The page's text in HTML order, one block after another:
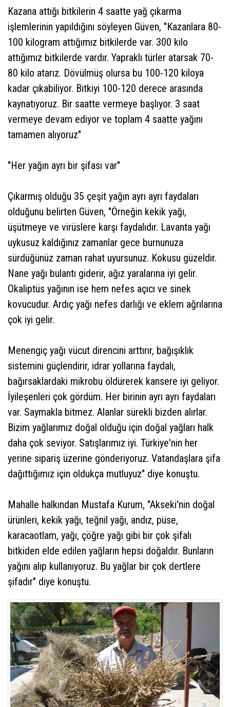
Kazana attığı bitkilerin 4 saatte yağ çıkarma
işlemlerinin yapıldığını söyleyen Güven, "Kazanlara 80-
100 kilogram attığımız bitkilerde var. 300 kilo
attığımız bitkilerde vardır. Yapraklı türler atarsak 70-
80 kilo atarız. Dövülmüş olursa bu 100-120 kiloya
kadar çıkabiliyor. Bitkiyi 100-120 derece arasında
kaynatıyoruz. Bir saatte vermeye başlıyor. 3 saat
vermeye devam ediyor ve toplam 4 saatte yağını
tamamen alıyoruz"
"Her yağın ayrı bir şifası var"
Çıkarmış olduğu 35 çeşit yağın ayrı ayrı faydaları
olduğunu belirten Güven, "Örneğin kekik yağı,
üşütmeye ve virüslere karşı faydalıdır. Lavanta yağı
uykusuz kaldığınız zamanlar gece burnunuza
sürdüğünüz zaman rahat uyursunuz. Kokusu güzeldir.
Nane yağı bulantı giderir, ağız yaralarına iyi gelir.
Okaliptüs yağının ise hem nefes açıcı ve sinek
kovucudur. Ardıç yağı nefes darlığı ve eklem ağrılarına
çok iyi gelir.
Menengiç yağı vücut direncini arttırır, bağışıklık
sistemini güçlendirir, idrar yollarına faydalı,
bağırsaklardaki mikrobu öldürerek kansere iyi geliyor.
İyileşenleri çok gördüm. Her birinin ayrı ayrı faydaları
var. Saymakla bitmez. Alanlar sürekli bizden alırlar.
Bizim yağlarımız doğal olduğu için doğal yağları halk
daha çok seviyor. Satışlarımız iyi. Türkiye'nin her
yerine sipariş üzerine gönderiyoruz. Vatandaşlara şifa
dağıttığımız için oldukça mutluyuz" diye konuştu.
Mahalle halkından Mustafa Kurum, "Akseki'nin doğal
ürünleri, kekik yağı, teğnil yağı, andız, püse,
karacaotlam, yağı, çöğre yağı gibi bir çok şifalı
bitkiden elde edilen yağların hepsi doğaldır. Bunların
yağını alıp kullanıyoruz. Bu yağlar bir çok dertlere
şifadır" diye konuştu.